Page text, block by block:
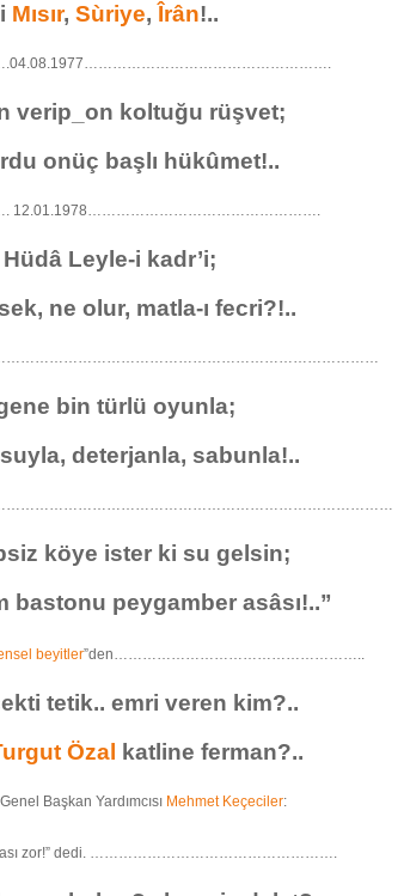
Mısır,Sùriye, Îrân!..
verip_on koltuğu rüşvet;
onüç başlı hükûmet!..
Leyle-i kadr’i;
ne olur, matla-ı fecri?!..
bin türlü oyunla;
deterjanla, sabunla!..
köye ister ki su gelsin;
bastonu peygamber asâsı!..”
beyitler”den……………………………………………..
tetik.. emri veren kim?..
Özal katline ferman?..
Başkan Yardımcısı Mehmet Keçeciler:
zor!” dedi. …………………………………………….